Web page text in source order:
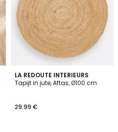
LA REDOUTE INTERIEURS
Tapijt in jute, Aftas, Ø100 cm
29.99 €
4.5
/ 5